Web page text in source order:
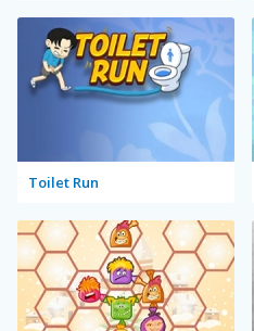
Toilet Run